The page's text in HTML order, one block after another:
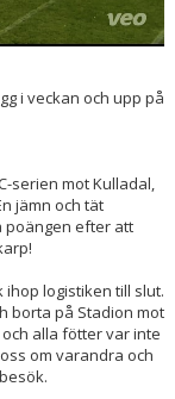
i veckan och upp på
serien mot Kulladal,
jämn och tät
poängen efter att
logistiken till slut.
borta på Stadion mot
alla fötter var inte
om varandra och